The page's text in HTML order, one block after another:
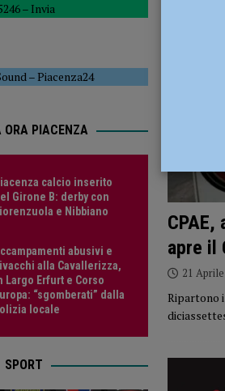
2026 ] Piacenza calcio inserito nel
apre il
21
Ripartono
– Invia
–Piacenza24
ORA PIACENZA
calcio inserito
Girone B: derby con
e Nibbiano
abusivi e
alla Cavallerizza,
Largo Erfurt e Corso
“sgomberati” dalla
locale
SPORT